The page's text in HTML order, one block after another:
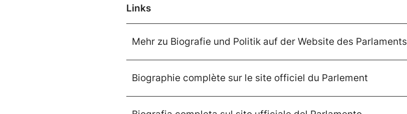
Links
Mehr zu Biografie und Politik auf der Website des Parlaments
Biographie complète sur le site officiel du Parlement